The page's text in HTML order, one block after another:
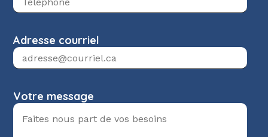
Adresse courriel
Votre message